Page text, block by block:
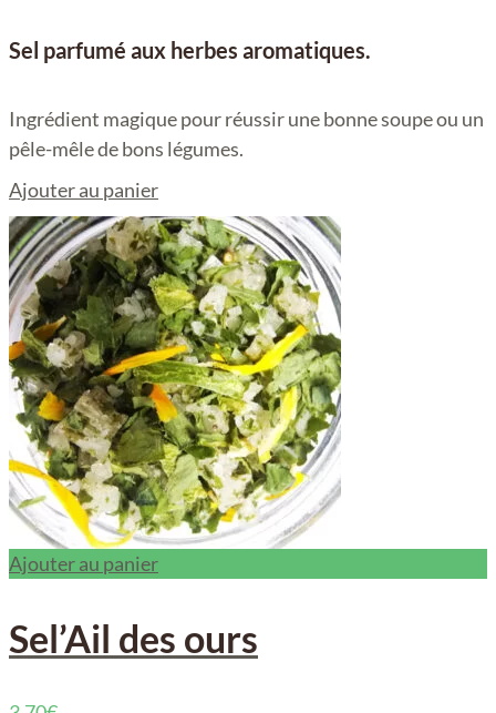
Sel parfumé aux herbes aromatiques.
Ingrédient magique pour réussir une bonne soupe ou un
pêle-mêle de bons légumes.
Ajouter au panier
Ajouter au panier
Sel’Ail des ours